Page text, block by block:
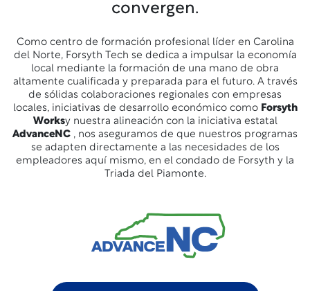
convergen.
Como centro de formación profesional líder en Carolina
del Norte, Forsyth Tech se dedica a impulsar la economía
local mediante la formación de una mano de obra
altamente cualificada y preparada para el futuro. A través
de sólidas colaboraciones regionales con empresas
locales, iniciativas de desarrollo económico como Forsyth
Worksy nuestra alineación con la iniciativa estatal
AdvanceNC , nos aseguramos de que nuestros programas
se adapten directamente a las necesidades de los
empleadores aquí mismo, en el condado de Forsyth y la
Triada del Piamonte.